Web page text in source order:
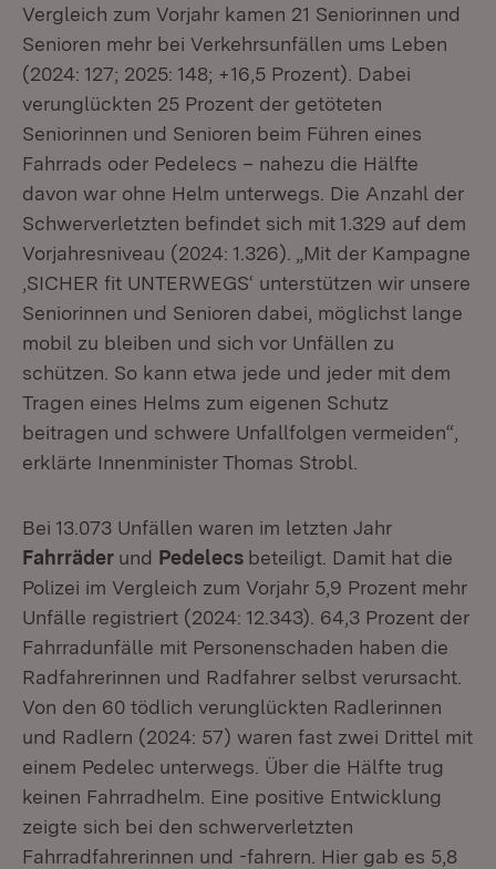
Vergleich zum Vorjahr kamen 21 Seniorinnen und
Senioren mehr bei Verkehrsunfällen ums Leben
(2024: 127; 2025: 148; +16,5 Prozent). Dabei
verunglückten 25 Prozent der getöteten
Seniorinnen und Senioren beim Führen eines
Fahrrads oder Pedelecs – nahezu die Hälfte
davon war ohne Helm unterwegs. Die Anzahl der
Schwerverletzten befindet sich mit 1.329 auf dem
Vorjahresniveau (2024: 1.326). „Mit der Kampagne
‚SICHER fit UNTERWEGS‘ unterstützen wir unsere
Seniorinnen und Senioren dabei, möglichst lange
mobil zu bleiben und sich vor Unfällen zu
schützen. So kann etwa jede und jeder mit dem
Tragen eines Helms zum eigenen Schutz
beitragen und schwere Unfallfolgen vermeiden“,
erklärte Innenminister Thomas Strobl.
Bei 13.073 Unfällen waren im letzten Jahr
Fahrräder und Pedelecs beteiligt. Damit hat die
Polizei im Vergleich zum Vorjahr 5,9 Prozent mehr
Unfälle registriert (2024: 12.343). 64,3 Prozent der
Fahrradunfälle mit Personenschaden haben die
Radfahrerinnen und Radfahrer selbst verursacht.
Von den 60 tödlich verunglückten Radlerinnen
und Radlern (2024: 57) waren fast zwei Drittel mit
einem Pedelec unterwegs. Über die Hälfte trug
keinen Fahrradhelm. Eine positive Entwicklung
zeigte sich bei den schwerverletzten
Fahrradfahrerinnen und -fahrern. Hier gab es 5,8